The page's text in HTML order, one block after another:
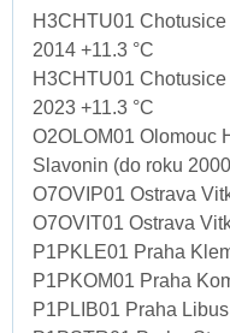
H3CHTU01
2014 +11.3 °C
H3CHTU01
2023 +11.3 °C
O2OLOM01 Olomouc
Slavonin (do roku
O7OVIP01 Ostrava
O7OVIT01 Ostrava
P1PKLE01 Praha
P1PKOM01 Praha
P1PLIB01 Praha